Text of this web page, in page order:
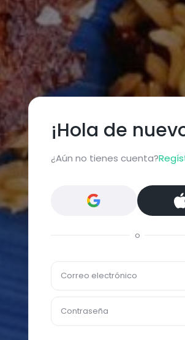
¡Hola de
¿Aún no tienes cuenta?
o
Correo electrónico
Contraseña